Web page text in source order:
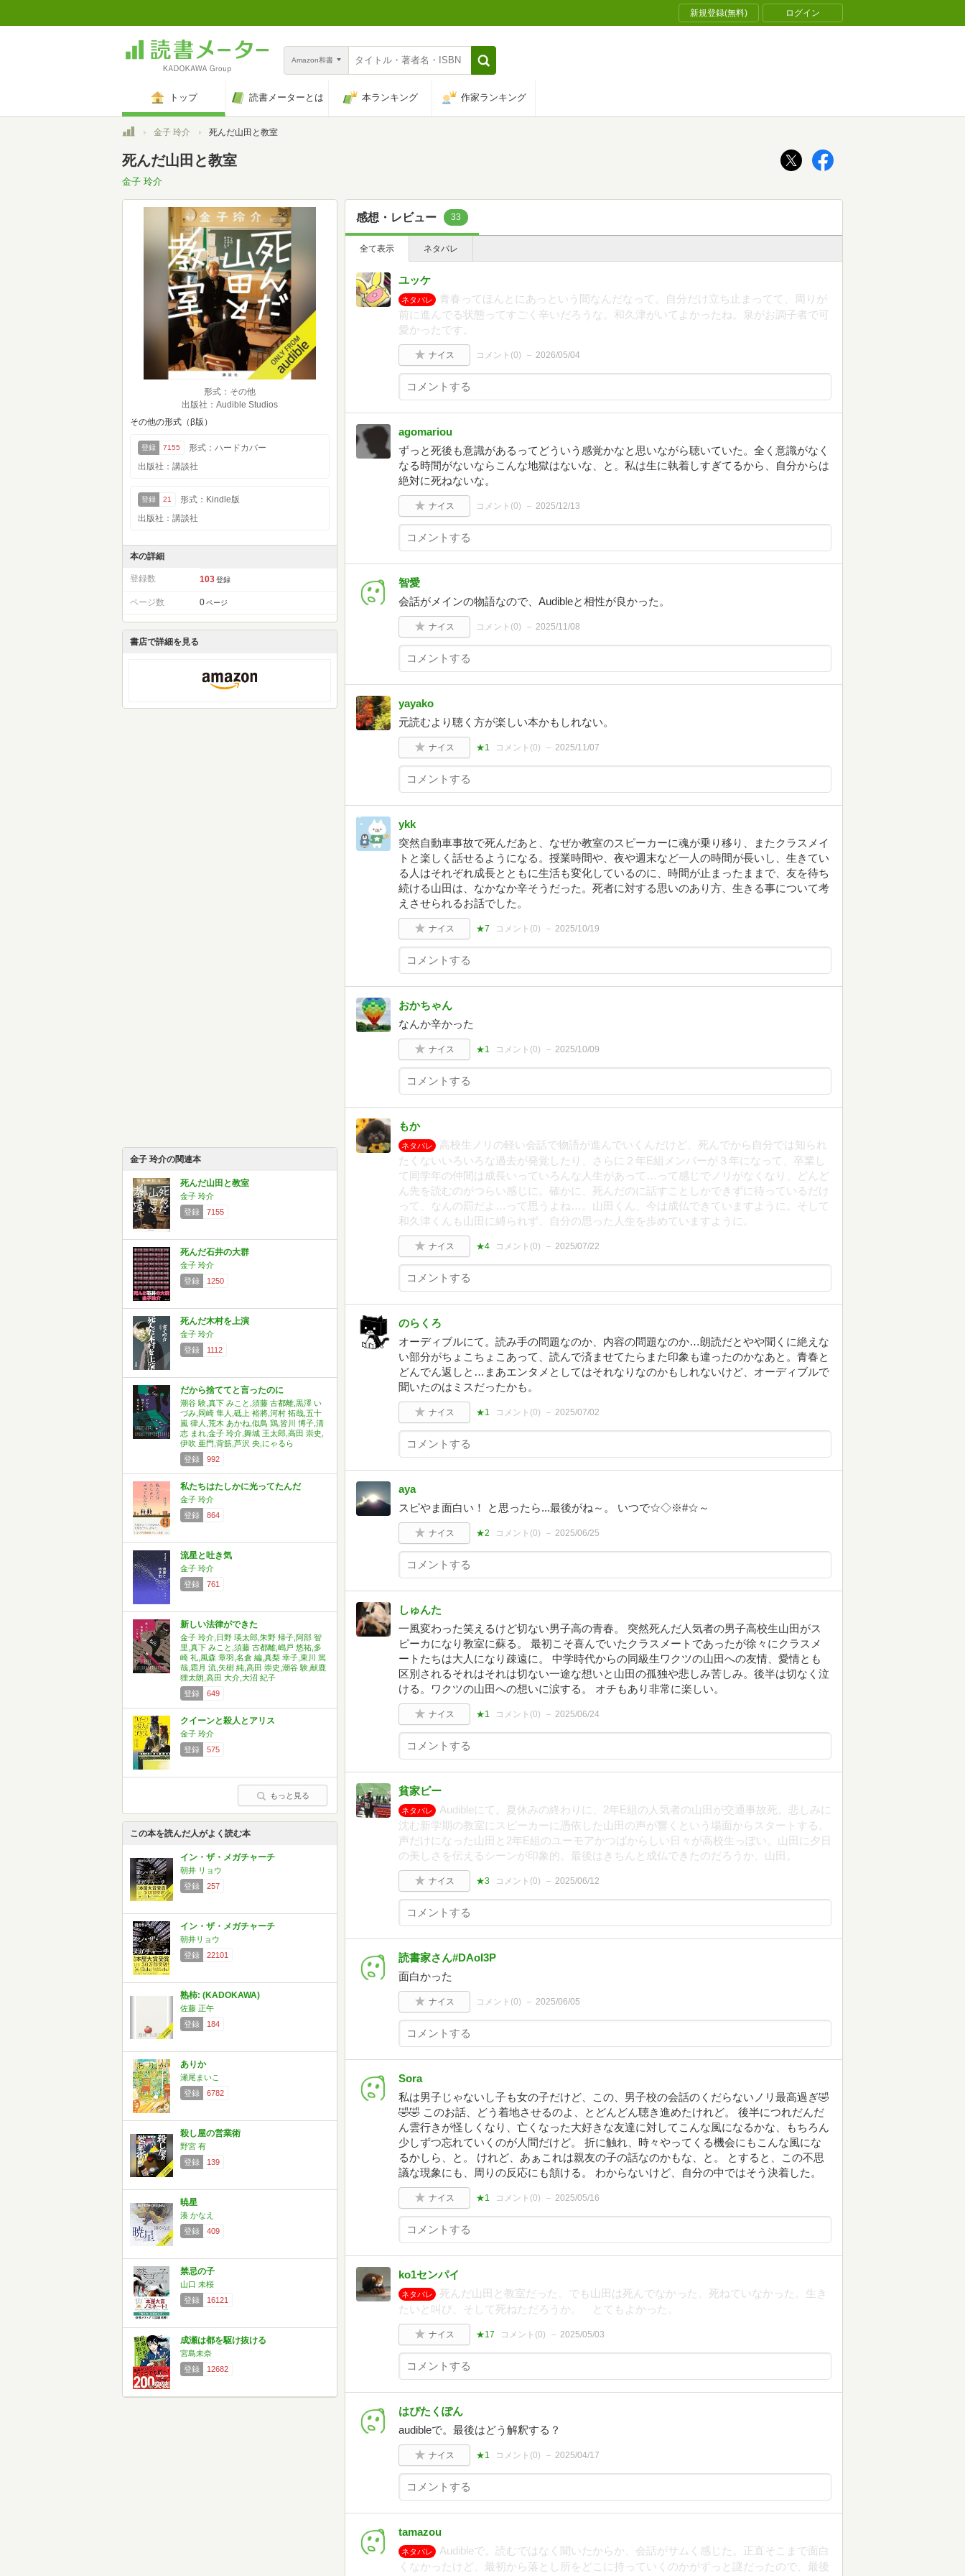
新規登録(無料) ログイン
Amazon和書
トップ 読書メーターとは 本ランキング 作家ランキング
トップ金子 玲介 死んだ山田と教室
死んだ山田と教室
金子 玲介
形式：その他
出版社：Audible Studios
その他の形式（β版）
登録 7155
形式：ハードカバー
出版社：講談社
登録 21
形式：Kindle版
出版社：講談社
本の詳細
登録数 103 登録
ページ数 0 ページ
書店で詳細を見る
金子 玲介の関連本
死んだ山田と教室
金子 玲介
登録
7155
死んだ石井の大群
金子 玲介
登録
1250
死んだ木村を上演
金子 玲介
登録
1112
だから捨ててと言ったのに
潮谷 験,真下 みこと,須藤 古都離,黒澤 い
づみ,岡崎 隼人,砥上 裕將,河村 拓哉,五十
嵐 律人,荒木 あかね,似鳥 鶏,皆川 博子,清
志 まれ,金子 玲介,舞城 王太郎,高田 崇史,
伊吹 亜門,背筋,芦沢 央,にゃるら
登録
992
私たちはたしかに光ってたんだ
金子 玲介
登録
864
流星と吐き気
金子 玲介
登録
761
新しい法律ができた
金子 玲介,日野 瑛太郎,朱野 帰子,阿部 智
里,真下 みこと,須藤 古都離,嶋戸 悠祐,多
崎 礼,風森 章羽,名倉 編,真梨 幸子,東川 篤
哉,霜月 流,矢樹 純,高田 崇史,潮谷 験,献鹿
狸太朗,高田 大介,大沼 紀子
登録
649
クイーンと殺人とアリス
金子 玲介
登録
575
もっと見る
この本を読んだ人がよく読む本
イン・ザ・メガチャーチ
朝井 リョウ
登録
257
イン・ザ・メガチャーチ
朝井リョウ
登録
22101
熟柿: (KADOKAWA)
佐藤 正午
登録
184
ありか
瀬尾まいこ
登録
6782
殺し屋の営業術
野宮 有
登録
139
暁星
湊 かなえ
登録
409
禁忌の子
山口 未桜
登録
16121
成瀬は都を駆け抜ける
宮島未奈
登録
12682
感想・レビュー 33
全て表示 ネタバレ
ユッケ
ネタバレ
青春ってほんとにあっという間なんだなって。自分だけ立ち止まってて、周りが
前に進んでる状態ってすごく辛いだろうな。和久津がいてよかったね。泉がお調子者で可
愛かったです。
ナイス コメント(0) 2026/05/04
agomariou
ずっと死後も意識があるってどういう感覚かなと思いながら聴いていた。全く意識がなく
なる時間がないならこんな地獄はないな、と。私は生に執着しすぎてるから、自分からは
絶対に死ねないな。
ナイス コメント(0) 2025/12/13
智愛
会話がメインの物語なので、Audibleと相性が良かった。
ナイス コメント(0) 2025/11/08
yayako
元読むより聴く方が楽しい本かもしれない。
ナイス ★1 コメント(0) 2025/11/07
ykk
突然自動車事故で死んだあと、なぜか教室のスピーカーに魂が乗り移り、またクラスメイ
トと楽しく話せるようになる。授業時間や、夜や週末など一人の時間が長いし、生きてい
る人はそれぞれ成長とともに生活も変化しているのに、時間が止まったままで、友を待ち
続ける山田は、なかなか辛そうだった。死者に対する思いのあり方、生きる事について考
えさせられるお話でした。
ナイス ★7 コメント(0) 2025/10/19
おかちゃん
なんか辛かった
ナイス ★1 コメント(0) 2025/10/09
もか
ネタバレ
高校生ノリの軽い会話で物語が進んでいくんだけど、死んでから自分では知られ
たくないいろいろな過去が発覚したり、さらに２年E組メンバーが３年になって、卒業し
て同学年の仲間は成長いっていろんな人生があって…って感じでノリがなくなり、どんど
ん先を読むのがつらい感じに。確かに、死んだのに話すことしかできずに待っているだけ
って、なんの罰だよ…って思うよね…。山田くん、今は成仏できていますように。そして
和久津くんも山田に縛られず、自分の思った人生を歩めていますように。
ナイス ★4 コメント(0) 2025/07/22
のらくろ
オーディブルにて。読み手の問題なのか、内容の問題なのか…朗読だとやや聞くに絶えな
い部分がちょこちょこあって、読んで済ませてたらまた印象も違ったのかなあと。青春と
どんでん返しと…まあエンタメとしてはそれなりなのかもしれないけど、オーディブルで
聞いたのはミスだったかも。
ナイス ★1 コメント(0) 2025/07/02
aya
スピやま面白い！ と思ったら...最後がね～。 いつで☆◇※#☆～
ナイス ★2 コメント(0) 2025/06/25
しゅんた
一風変わった笑えるけど切ない男子高の青春。 突然死んだ人気者の男子高校生山田がス
ピーカになり教室に蘇る。 最初こそ喜んでいたクラスメートであったが徐々にクラスメ
ートたちは大人になり疎遠に。 中学時代からの同級生ワクツの山田への友情、愛情とも
区別されるそれはそれは切ない一途な想いと山田の孤独や悲しみ苦しみ。後半は切なく泣
ける。ワクツの山田への想いに涙する。 オチもあり非常に楽しい。
ナイス ★1 コメント(0) 2025/06/24
貧家ピー
ネタバレ
Audibleにて。夏休みの終わりに、2年E組の人気者の山田が交通事故死。悲しみに
沈む新学期の教室にスピーカーに憑依した山田の声が響くという場面からスタートする。
声だけになった山田と2年E組のユーモアかつばからしい日々が高校生っぽい。山田に夕日
の美しさを伝えるシーンが印象的。最後はきちんと成仏できたのだろうか、山田。
ナイス ★3 コメント(0) 2025/06/12
読書家さん#DAoI3P
面白かった
ナイス コメント(0) 2025/06/05
Sora
私は男子じゃないし子も女の子だけど、この、男子校の会話のくだらないノリ最高過ぎ🤣
🤣🤣 このお話、どう着地させるのよ、とどんどん聴き進めたけれど。 後半につれだんだ
ん雲行きが怪しくなり、亡くなった大好きな友達に対してこんな風になるかな、もちろん
少しずつ忘れていくのが人間だけど。 折に触れ、時々やってくる機会にもこんな風にな
るかしら、と。 けれど、あぁこれは親友の子の話なのかもな、と。 とすると、この不思
議な現象にも、周りの反応にも頷ける。 わからないけど、自分の中ではそう決着した。
ナイス ★1 コメント(0) 2025/05/16
ko1センパイ
ネタバレ
死んだ山田と教室だった。でも山田は死んでなかった。死ねていなかった。生き
たいと叫び、そして死ねただろうか。 とてもよかった。
ナイス ★17 コメント(0) 2025/05/03
はぴたくぽん
audibleで。最後はどう解釈する？
ナイス ★1 コメント(0) 2025/04/17
tamazou
ネタバレ
Audibleで。読むではなく聞いたからか、会話がサムく感じた。正直そこまで面白
くなかったけど、最初から落とし所をどこに持っていくのかがずっと謎だったので、最後